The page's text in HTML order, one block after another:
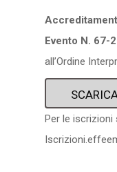
Evento N. 67-
all’Ordine
Per le iscrizioni